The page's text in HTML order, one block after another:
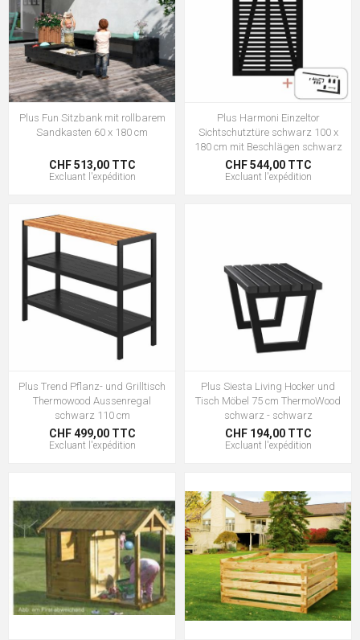
Plus Fun Sitzbank mit rollbarem
Sandkasten 60 x 180 cm
CHF 513,00 TTC
Excluant l'expédition
Plus Harmoni Einzeltor
Sichtschutztüre schwarz 100 x
180 cm mit Beschlägen schwarz
CHF 544,00 TTC
Excluant l'expédition
Plus Trend Pflanz- und Grilltisch
Thermowood Aussenregal
schwarz 110 cm
CHF 499,00 TTC
Excluant l'expédition
Plus Siesta Living Hocker und
Tisch Möbel 75 cm ThermoWood
schwarz - schwarz
CHF 194,00 TTC
Excluant l'expédition